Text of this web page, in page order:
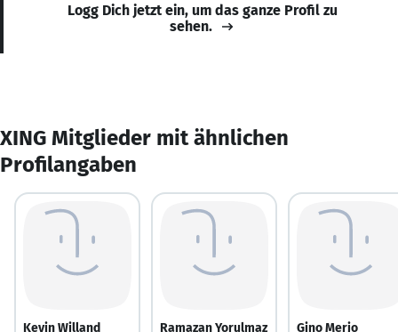
Logg Dich jetzt ein, um das ganze Profil zu
sehen.
XING Mitglieder mit ähnlichen
Profilangaben
Kevin Willand Ramazan Yorulmaz Gino Merjo